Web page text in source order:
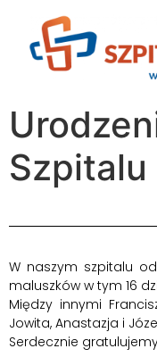
Szpitalu
W naszym szpitalu od
maluszków w tym 16
Między innymi
Jowita, Anastazja i
Serdecznie